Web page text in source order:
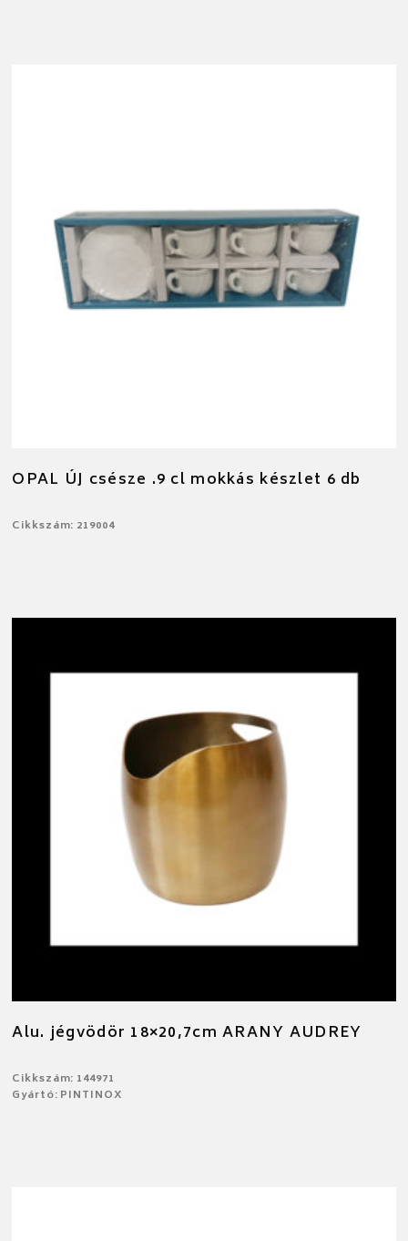
OPAL ÚJ csésze .9 cl mokkás készlet 6 db
Cikkszám: 219004
Alu. jégvödör 18×20,7cm ARANY AUDREY
Cikkszám: 144971
Gyártó: PINTINOX